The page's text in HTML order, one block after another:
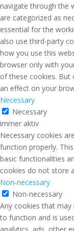
navigate through the
are categorized as
essential for the
also use third-party
how you use this
browser only with
of these cookies.
an effect on your
Necessary
Necessary
immer aktiv
Necessary cookies
function properly.
basic functionalities
cookies do not store
Non-necessary
Non-necessary
Any cookies that
to function and is
analytics, ads, other